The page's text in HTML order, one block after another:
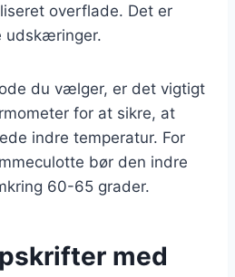
overflade. Det er
udskæringer.
du vælger, er det vigtigt
for at sikre, at
indre temperatur. For
bør den indre
60-65 grader.
med